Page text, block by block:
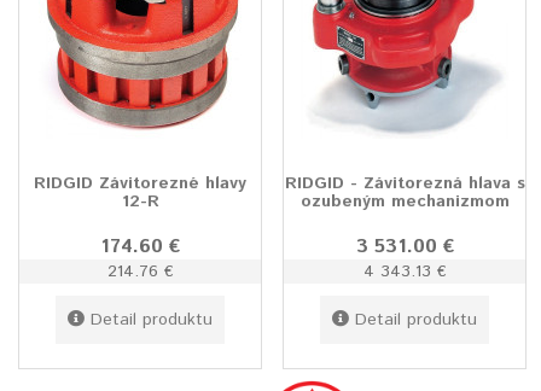
RIDGID Závitorezné hlavy
12-R
174.60 €
214.76 €
Detail produktu
RIDGID - Závitorezná hlava s
ozubeným mechanizmom
3 531.00 €
4 343.13 €
Detail produktu